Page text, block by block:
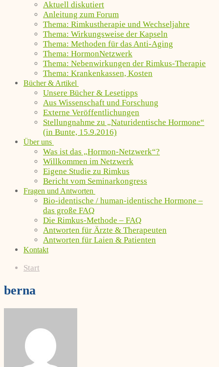
Aktuell diskutiert
Anleitung zum Forum
Thema: Rimkustherapie und Wechseljahre
Thema: Wirkungsweise der Kapseln
Thema: Methoden für das Anti-Aging
Thema: HormonNetzwerk
Thema: Nebenwirkungen der Rimkus-Therapie
Thema: Krankenkassen, Kosten
Bücher & Artikel
Unsere Bücher & Lesetipps
Aus Wissenschaft und Forschung
Externe Veröffentlichungen
Stellungnahme zu „Naturidentische Hormone“
(in Bunte, 15.9.2016)
Über uns
Was ist das „Hormon-Netzwerk“?
Willkommen im Netzwerk
Eigene Studie zu Rimkus
Bericht vom Seminarkongress
Fragen und Antworten
Bio-identische / human-identische Hormone –
das große FAQ
Die Rimkus-Methode – FAQ
Antworten für Ärzte & Therapeuten
Antworten für Laien & Patienten
Kontakt
Start
berna